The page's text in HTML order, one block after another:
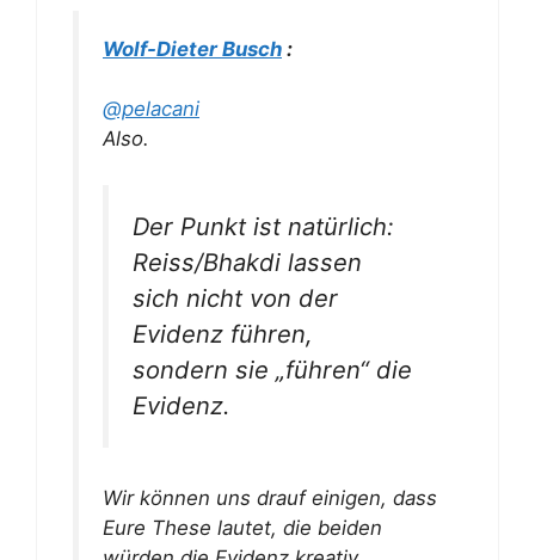
Wolf-Dieter Busch :
@pelacani
Also.
Der Punkt ist natürlich:
Reiss/Bhakdi lassen
sich nicht von der
Evidenz führen,
sondern sie „führen“ die
Evidenz.
Wir können uns drauf einigen, dass
Eure These lautet, die beiden